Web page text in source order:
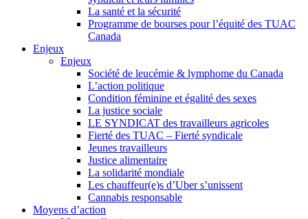
La santé et la sécurité
Programme de bourses pour l’équité des TUAC
Canada
Enjeux
Enjeux
Société de leucémie & lymphome du Canada
L’action politique
Condition féminine et égalité des sexes
La justice sociale
LE SYNDICAT des travailleurs agricoles
Fierté des TUAC – Fierté syndicale
Jeunes travailleurs
Justice alimentaire
La solidarité mondiale
Les chauffeur(e)s d’Uber s’unissent
Cannabis responsable
Moyens d’action